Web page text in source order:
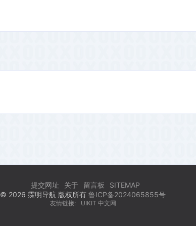
提交网址 关于 留言板
SITEMAP
© 2026 霂明导航 版权所有 鲁ICP备2024065855号
友情链接: UIKIT 中文网